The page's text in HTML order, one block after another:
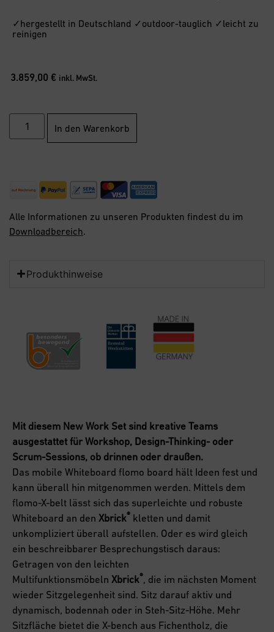
✓hergestellt in Deutschland ✓outdoor-tauglich ✓leicht zu
reinigen
3.859,00 € inkl. MwSt.
In den Warenkorb
Alle Informationen zu unseren Produkten findest du im
Downloadbereich.
Produkthinweise
Mit diesem New Work Set sind kreative Teams
ausgestattet für Workshop, Design-Thinking- oder
Scrum-Sessions, ob drinnen oder draußen.
Das mobile Whiteboard flomo board hält Ideen fest und
kann überall hin mitgenommen werden. Mittels dem
flomo-X-belt lässt sich das superleichte und robuste
Whiteboard an den Xbrick® kletten und damit
unkompliziert überall aufstellen. Oder es wird gleich
ein beschreibbarer Besprechungstisch daraus:
Getragen von den leichten
Multifunktionsmöbeln Xbrick®, die im nächsten Moment
wieder Sitzgelegenheit sind. Sitz darauf aktiv und
dynamisch, bodennah oder in Steh-Sitz-Höhe. Mehr
Sitzfläche bietet die X-bench aus Fichentholz, die